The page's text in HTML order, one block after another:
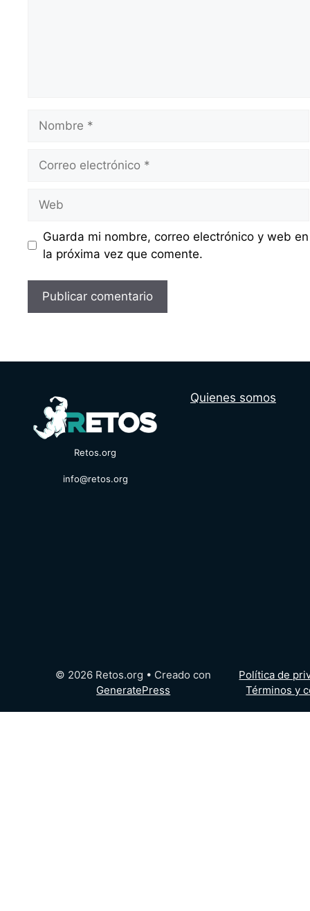
electrónico
Guarda mi nombre, correo electrónico y web
la próxima vez que comente.
Retos.org
info@retos.org
Quienes somos
Política de
Términos y
© 2026 Retos.org • Creado con
GeneratePress